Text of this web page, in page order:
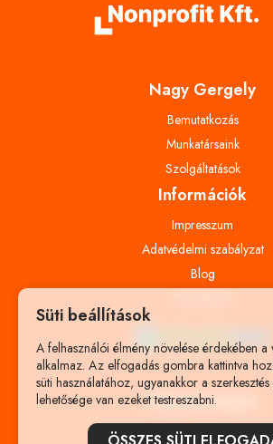
Nagy Gergely
Bemutatkozás
Munkatársaink
Szolgáltatások
Információk
Impresszum
Adatvédelmi szabályzat
Blog
Elérhetőségek
Szeged
Süti beállítások
A felhasználói élmény növelése érdekében a
alkalmaz. Az elfogadás gombra kattintva
süti használatához, ugyanakkor a
lehetősége van ezeket testreszabni.